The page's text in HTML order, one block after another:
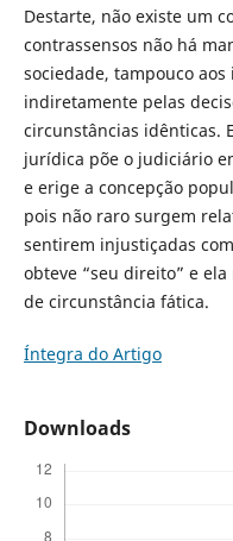
Destarte, não existe um
contrassensos não há
sociedade, tampouco
indiretamente pelas
circunstâncias idênticas.
jurídica põe o judiciário
e erige a concepção
pois não raro surgem
sentirem injustiçadas
obteve “seu direito” e
de circunstância fática.
Íntegra do Artigo
Downloads